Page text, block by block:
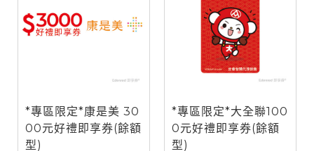
*專區限定*康是美 30
00元好禮即享券(餘額
型)
*專區限定*大全聯100
0元好禮即享券(餘額
型)